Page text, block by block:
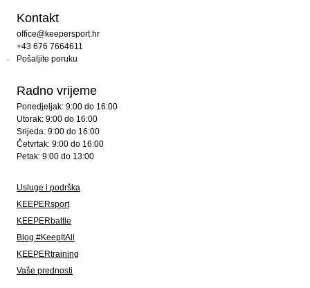
Kontakt
office@keepersport.hr
+43 676 7664611
Pošaljite poruku
Radno vrijeme
Ponedjeljak: 9:00 do 16:00
Utorak: 9:00 do 16:00
Srijeda: 9:00 do 16:00
Četvrtak: 9:00 do 16:00
Petak: 9:00 do 13:00
Usluge i podrška
KEEPERsport
KEEPERbattle
Blog #KeepItAll
KEEPERtraining
Vaše prednosti